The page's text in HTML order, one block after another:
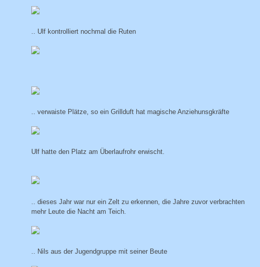
.. Ulf kontrolliert nochmal die Ruten
.. verwaiste Plätze, so ein Grillduft hat magische Anziehunsgkräfte
Ulf hatte den Platz am Überlaufrohr erwischt.
.. dieses Jahr war nur ein Zelt zu erkennen, die Jahre zuvor verbrachten
mehr Leute die Nacht am Teich.
.. Nils aus der Jugendgruppe mit seiner Beute